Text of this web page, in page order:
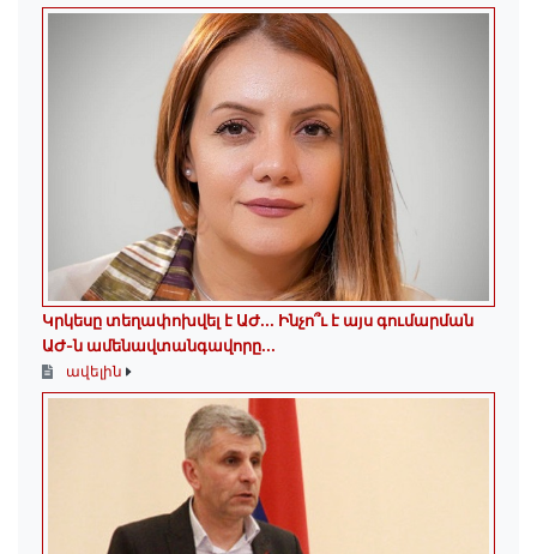
Կրկեսը տեղափոխվել է ԱԺ... Ինչո՞ւ է այս գումարման
ԱԺ-ն ամենավտանգավորը...
ավելին